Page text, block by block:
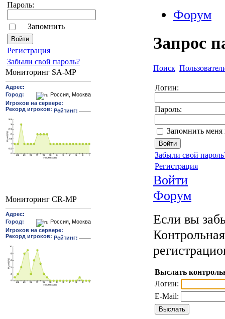
Пароль:
Запомнить
Pегиcтрaция
Забыли свой пароль?
Мониторинг SA-MP
Мониторинг CR-MP
Форум
Запрос
Поиск
Логин:
Пароль:
Запомнить меня
Забыли свой
Регистрация
Войти
Форум
Если вы
Выслать
Логин:
E-Mail: